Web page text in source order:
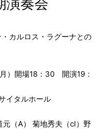
演奏会
カルロス・ラグーナとの
）開場18：30 開演19：
イタルホール
（A） 菊地秀夫（cl）野